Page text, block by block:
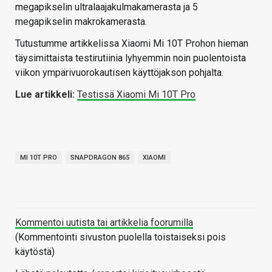
megapikselin ultralaajakulmakamerasta ja 5
megapikselin makrokamerasta.
Tutustumme artikkelissa Xiaomi Mi 10T Prohon hieman
täysimittaista testirutiinia lyhyemmin noin puolentoista
viikon ympärivuorokautisen käyttöjakson pohjalta.
Lue artikkeli: Testissä Xiaomi Mi 10T Pro
MI 10T PRO SNAPDRAGON 865 XIAOMI
Kommentoi uutista tai artikkelia foorumilla
(Kommentointi sivuston puolella toistaiseksi pois
käytöstä)